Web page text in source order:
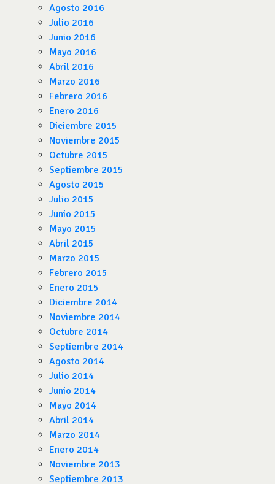
Agosto 2016
Julio 2016
Junio 2016
Mayo 2016
Abril 2016
Marzo 2016
Febrero 2016
Enero 2016
Diciembre 2015
Noviembre 2015
Octubre 2015
Septiembre 2015
Agosto 2015
Julio 2015
Junio 2015
Mayo 2015
Abril 2015
Marzo 2015
Febrero 2015
Enero 2015
Diciembre 2014
Noviembre 2014
Octubre 2014
Septiembre 2014
Agosto 2014
Julio 2014
Junio 2014
Mayo 2014
Abril 2014
Marzo 2014
Enero 2014
Noviembre 2013
Septiembre 2013